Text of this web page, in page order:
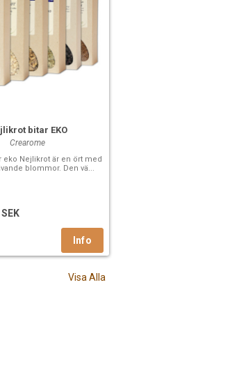
bitar EKO
Crearome
eko Nejlikrot är en ört med
blommor. Den vä...
Visa Alla